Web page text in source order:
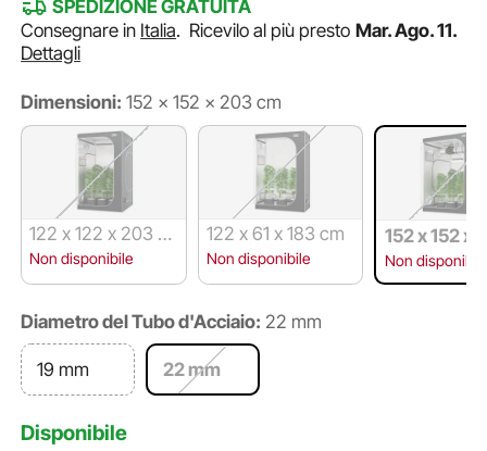
SPEDIZIONE GRATUITA
Consegnare in Italia. Ricevilo al più presto Mar. Ago. 11.
Dettagli
Dimensioni: 152 x 152 x 203 cm
122 x 122 x 203 c
m
Non disponibile
122 x 61 x 183 cm
Non disponibile
152 x 152 x
m
Non disponibile
Diametro del Tubo d'Acciaio: 22 mm
19 mm 22 mm
Disponibile